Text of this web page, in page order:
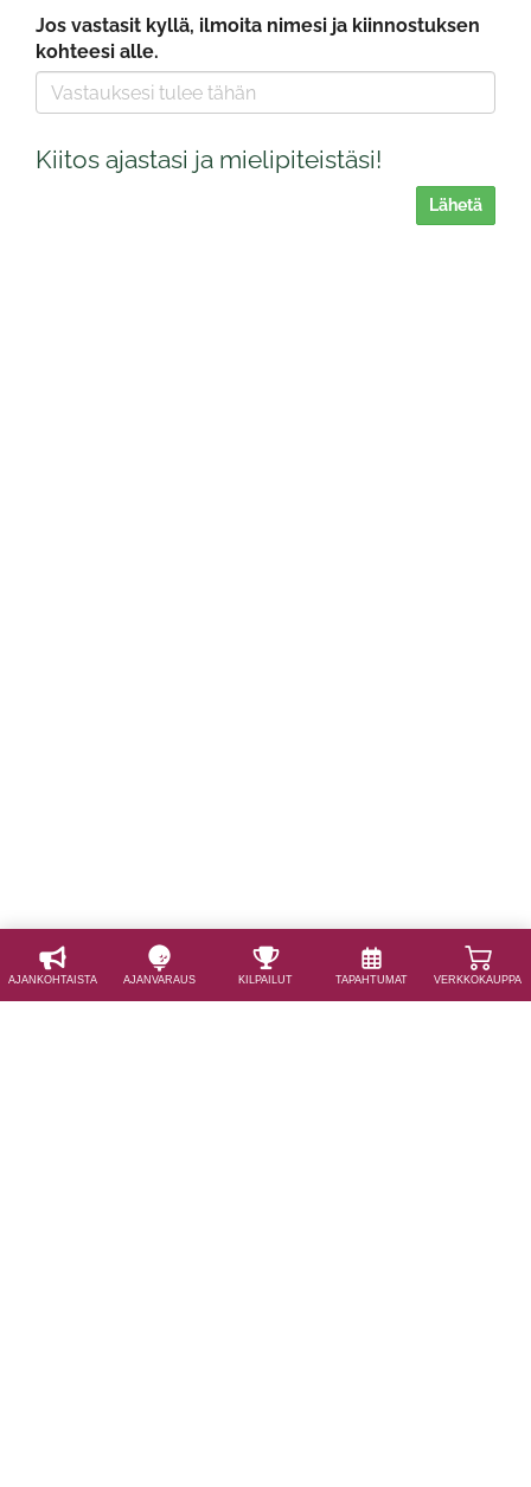
AJAN­KOHTAISTA AJAN­VARAUS KILPAILUT TAPAHTUMAT VERKKOKAUPPA
Jos vastasit kyllä, ilmoita nimesi ja kiinnostuksen
kohteesi alle.
Kiitos ajastasi ja mielipiteistäsi!
Lähetä